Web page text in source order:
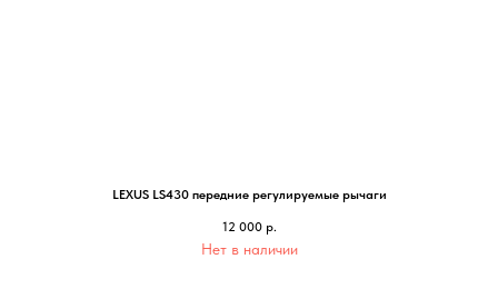
LEXUS LS430 передние регулируемые рычаги
12 000 р.
Нет в наличии